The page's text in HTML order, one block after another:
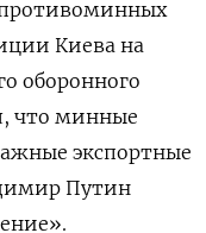
противоминных
Киева на
оборонного
что минные
экспортные
Путин